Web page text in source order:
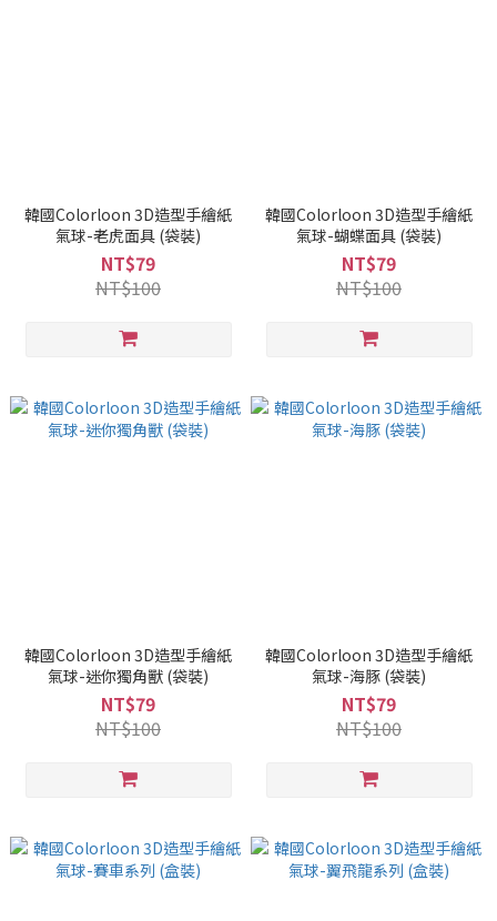
韓國Colorloon 3D造型手繪紙
氣球-老虎面具 (袋裝)
NT$79
NT$100
韓國Colorloon 3D造型手繪紙
氣球-蝴蝶面具 (袋裝)
NT$79
NT$100
韓國Colorloon 3D造型手繪紙
氣球-迷你獨角獸 (袋裝)
NT$79
NT$100
韓國Colorloon 3D造型手繪紙
氣球-海豚 (袋裝)
NT$79
NT$100